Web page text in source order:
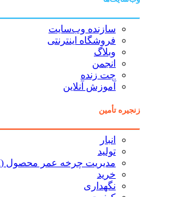
سازنده وب‌سایت
فروشگاه اینترنتی
وبلاگ
انجمن
چت زنده
آموزش آنلاین
زنجیره تأمین
انبار
تولید
مدیریت چرخه عمر محصول (PLM)
خرید
نگهداری